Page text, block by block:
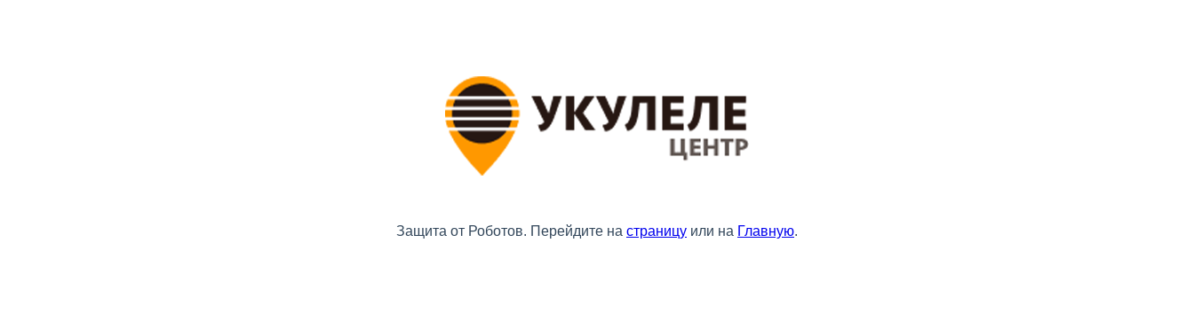
Защита от Роботов. Перейдите на страницу или на Главную.